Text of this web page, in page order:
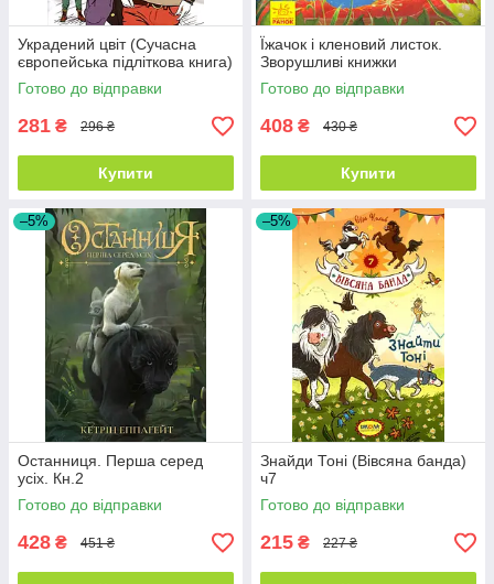
Украдений цвіт (Сучасна
європейська підліткова книга)
Готово до відправки
281 ₴ 296 ₴
Купити
Їжачок і кленовий листок.
Зворушливі книжки
Готово до відправки
408 ₴ 430 ₴
Купити
–5%
Останниця. Перша серед
усіх. Кн.2
Готово до відправки
428 ₴ 451 ₴
–5%
Знайди Тоні (Вівсяна банда)
ч7
Готово до відправки
215 ₴ 227 ₴